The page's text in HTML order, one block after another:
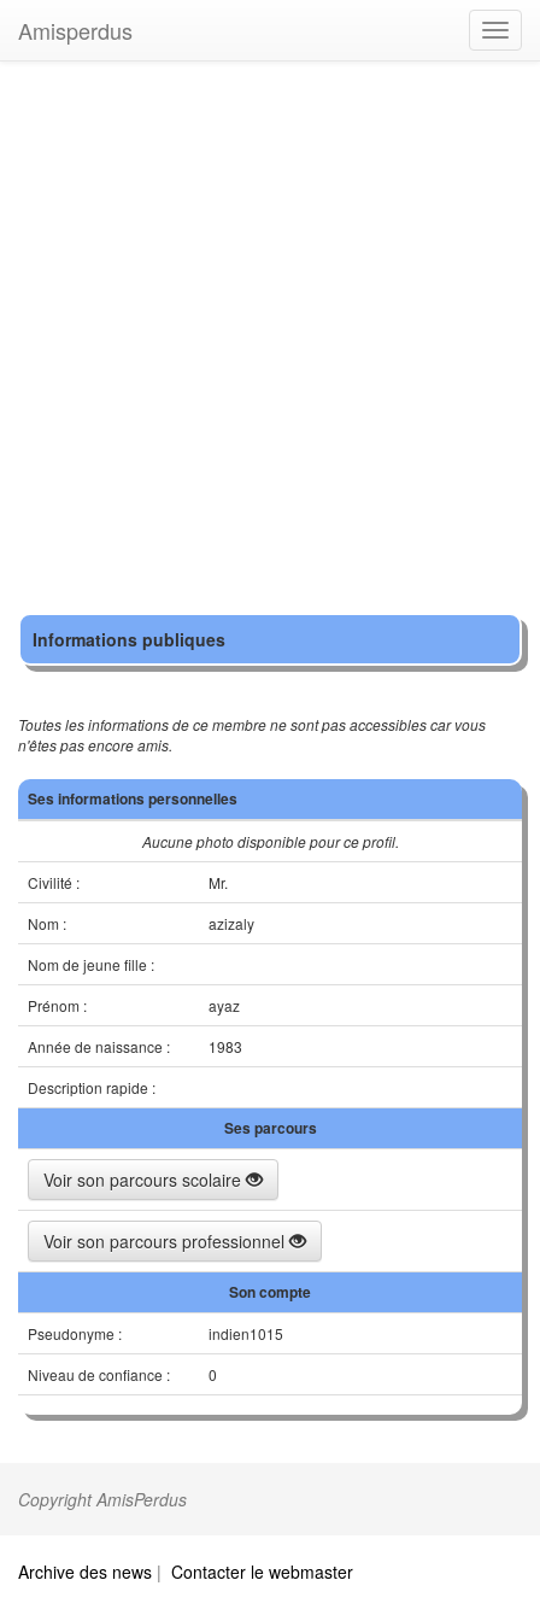
Amisperdus
Informations publiques
Toutes les informations de ce membre ne sont pas accessibles car vous
n'êtes pas encore amis.
Ses informations personnelles
Aucune photo disponible pour ce profil.
Civilité :
Mr.
Nom :
azizaly
Nom de jeune fille :
Prénom :
ayaz
Année de naissance :
1983
Description rapide :
Ses parcours
Voir son parcours scolaire
Voir son parcours professionnel
Son compte
Pseudonyme :
indien1015
Niveau de confiance :
0
Copyright AmisPerdus
Archive des news | Contacter le webmaster